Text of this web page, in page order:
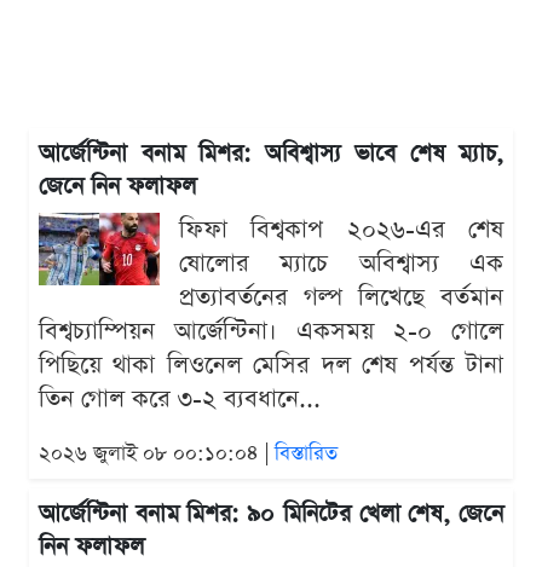
আর্জেন্টিনা বনাম মিশর: অবিশ্বাস্য ভাবে শেষ ম্যাচ,
জেনে নিন ফলাফল
ফিফা বিশ্বকাপ ২০২৬-এর শেষ
ষোলোর ম্যাচে অবিশ্বাস্য এক
প্রত্যাবর্তনের গল্প লিখেছে বর্তমান
বিশ্বচ্যাম্পিয়ন আর্জেন্টিনা। একসময় ২-০ গোলে
পিছিয়ে থাকা লিওনেল মেসির দল শেষ পর্যন্ত টানা
তিন গোল করে ৩-২ ব্যবধানে...
২০২৬ জুলাই ০৮ ০০:১০:০৪ |বিস্তারিত
আর্জেন্টিনা বনাম মিশর: ৯০ মিনিটের খেলা শেষ, জেনে
নিন ফলাফল